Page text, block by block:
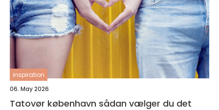
inspiration
06. May 2026
Tatovør københavn sådan vælger du det